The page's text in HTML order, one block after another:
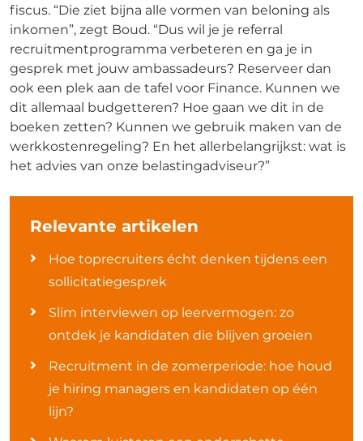
fiscus. “Die ziet bijna alle vormen van beloning als
inkomen”, zegt Boud. “Dus wil je je referral
recruitmentprogramma verbeteren en ga je in
gesprek met jouw ambassadeurs? Reserveer dan
ook een plek aan de tafel voor Finance. Kunnen we
dit allemaal budgetteren? Hoe gaan we dit in de
boeken zetten? Kunnen we gebruik maken van de
werkkostenregeling? En het allerbelangrijkst: wat is
het advies van onze belastingadviseur?”
Relevante artikelen
Hoe toprecruiters écht denken tijdens een
sollicitatiegesprek
Slim interviewen op leervermogen: zo
ontdek je kandidaten die blijven groeien
Recruitment in de zomerperiode: hoe houd
je hiring managers en kandidaten op één
lijn?